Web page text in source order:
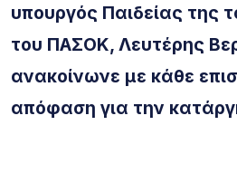
υπουργός Παιδείας της
του ΠΑΣΟΚ, Λευτέρης
ανακοίνωνε με κάθε
απόφαση για την